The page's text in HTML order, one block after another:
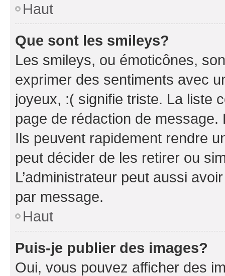
Haut
Que sont les smileys?
Les smileys, ou émoticônes,
exprimer des sentiments avec
joyeux, :( signifie triste. La liste
page de rédaction de
Ils peuvent rapidement rendre
peut décider de les retirer ou
L’administrateur peut aussi
par message.
Haut
Puis-je publier des images?
Oui, vous pouvez afficher des